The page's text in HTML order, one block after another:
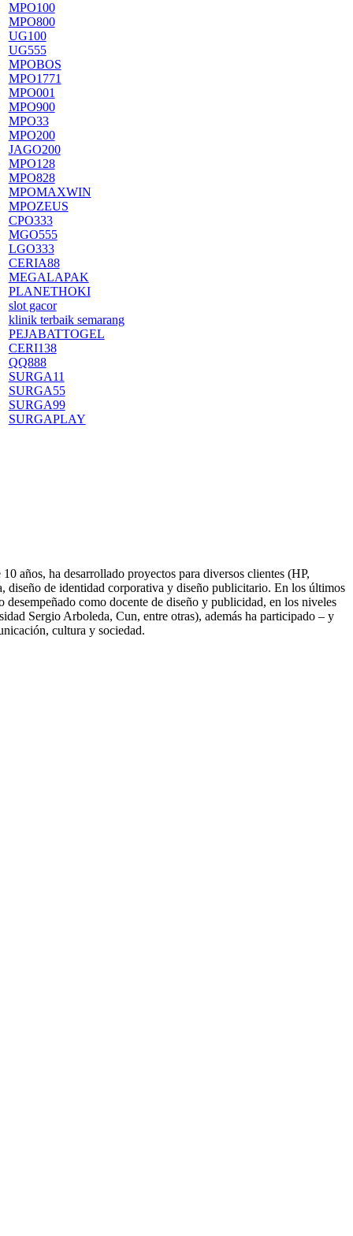
MPO100
MPO800
UG100
UG555
MPOBOS
MPO1771
MPO001
MPO900
MPO33
MPO200
JAGO200
MPO128
MPO828
MPOMAXWIN
MPOZEUS
CPO333
MGO555
LGO333
CERIA88
MEGALAPAK
PLANETHOKI
slot gacor
klinik terbaik semarang
PEJABATTOGEL
CERI138
QQ888
SURGA11
SURGA55
SURGA99
SURGAPLAY
años, ha desarrollado proyectos para diversos clientes (HP,
de identidad corporativa y diseño publicitario. En los últimos
como docente de diseño y publicidad, en los niveles
Sergio Arboleda, Cun, entre otras), además ha participado – y
cultura y sociedad.